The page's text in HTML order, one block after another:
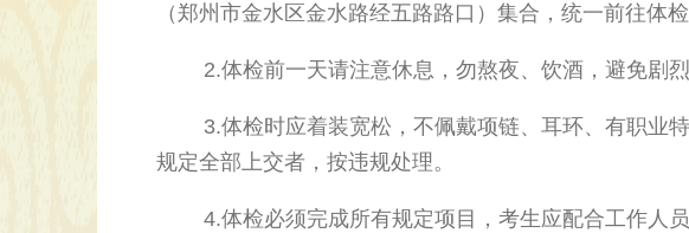
（郑州市金水区金水路经五路路口）集合，统一前往体
2.体检前一天请注意休息，勿熬夜、饮酒，避免剧烈
3.体检时应着装宽松，不佩戴项链、耳环、有职业特
规定全部上交者，按违规处理。
4.体检必须完成所有规定项目，考生应配合工作人员